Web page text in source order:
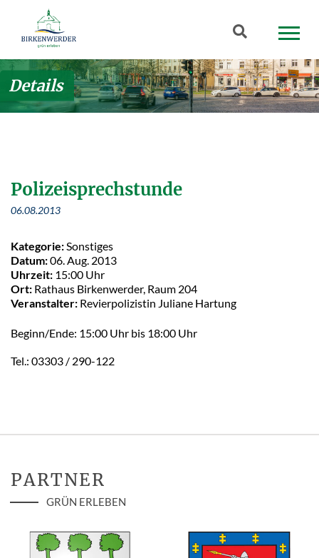
Zum Hauptinhalt springen
Suchbegriff
Details
Polizeisprechstunde
06.08.2013
Kategorie: Sonstiges
Datum:06. Aug. 2013
Uhrzeit: 15:00 Uhr
Ort: Rathaus Birkenwerder, Raum 204
Veranstalter: Revierpolizistin Juliane Hartung
Beginn/Ende: 15:00 Uhr bis 18:00 Uhr
Tel.: 03303 / 290-122
PARTNER
GRÜN ERLEBEN